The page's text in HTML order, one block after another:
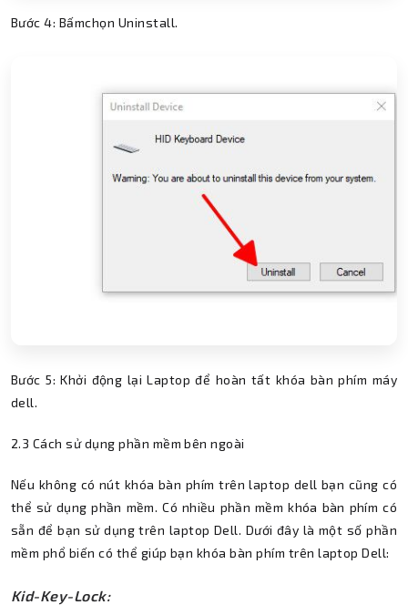
Bước 4: Bấmchọn Uninstall.
Bước 5: Khởi động lại Laptop để hoàn tất khóa bàn phím máy
dell.
2.3 Cách sử dụng phần mềm bên ngoài
Nếu không có nút khóa bàn phím trên laptop dell bạn cũng có
thể sử dụng phần mềm. Có nhiều phần mềm khóa bàn phím có
sẵn để bạn sử dụng trên laptop Dell. Dưới đây là một số phần
mềm phổ biến có thể giúp bạn khóa bàn phím trên laptop Dell:
Kid-Key-Lock: